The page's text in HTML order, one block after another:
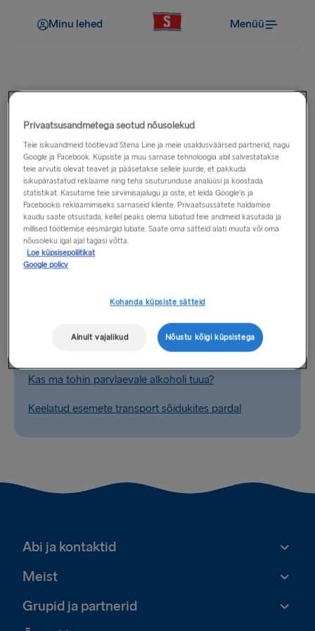
Minu lehed Menüü
Kas tohin oma autos või
autoelamus täiendavat kütust
kaasa võtta?
Lubatud on kaasa võtta kuni 5 liitrit kütust (bensiin,
diislikütust või õli) heakskiidetud plast või metallmahutis.
Enne reisi veenduge, et mahutil ei oleks kulumise ega lekke
Seotud küsimused
Kas ma tohin parvlaevale alkoholi tuua?
Keelatud esemete transport sõidukites pardal
Abi ja kontaktid
Meist
Grupid ja partnerid
Privaatsusandmetega seotud nõusolekud
Teie isikuandmeid töötlevad Stena Line ja meie usaldusväärsed partnerid, nagu
Google ja Facebook. Küpsiste ja muu sarnase tehnoloogia abil salvestatakse
teie arvutis olevat teavet ja pääsetakse sellele juurde, et pakkuda
isikupärastatud reklaame ning teha sisuturunduse analüüsi ja koostada
statistikat. Kasutame teie sirvimisajalugu ja oste, et leida Google'is ja
Facebookis reklaamimiseks sarnaseid kliente. Privaatsussätete haldamise
kaudu saate otsustada, kellel peaks olema lubatud teie andmeid kasutada ja
millised töötlemise eesmärgid lubate. Saate oma sätteid alati muuta või oma
nõusoleku igal ajal tagasi võtta.
Loe küpsisepoliitikat
Google policy
Kohanda küpsiste sätteid
Ainult vajalikud Nõustu kõigi küpsistega